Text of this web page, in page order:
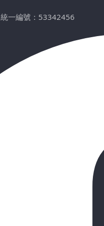
統一編號：53342456